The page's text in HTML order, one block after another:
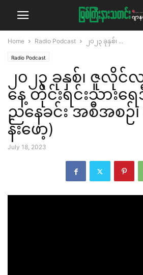
Home Radio Podcast ၂၀၂၃ ခုနှစ်၊ ...
Radio Podcast
၂၀၂၃ ခုနှစ်၊ ဇူလို
နေ့ တိုင်းရင်းသားရ
ညနေခင်း အစီအစဉ်၊
န်းဖော့)
July 18, 2023